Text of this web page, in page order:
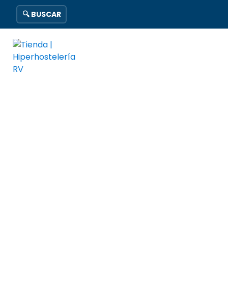
🔍 BUSCAR